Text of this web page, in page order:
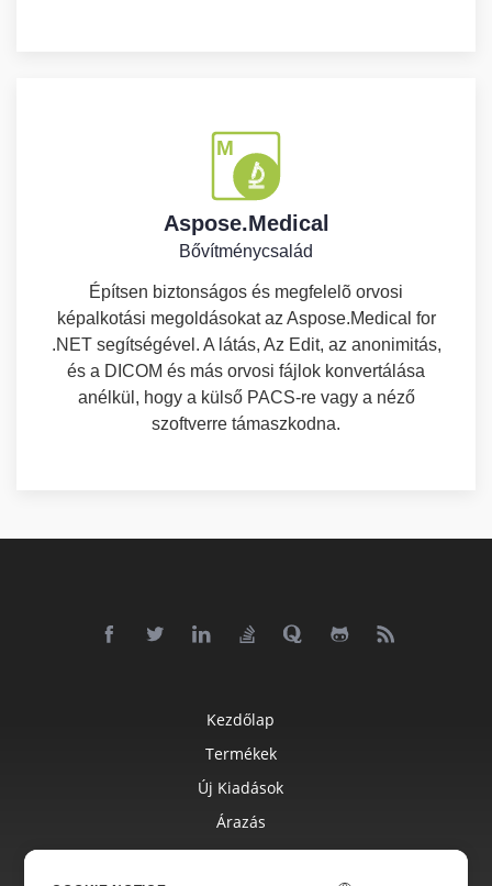
Aspose.Medical
Bővítménycsalád
Építsen biztonságos és megfelelõ orvosi
képalkotási megoldásokat az Aspose.Medical for
.NET segítségével. A látás, Az Edit, az anonimitás,
és a DICOM és más orvosi fájlok konvertálása
anélkül, hogy a külső PACS-re vagy a néző
szoftverre támaszkodna.
Kezdőlap
Termékek
Új Kiadások
Árazás
Dokumentumok